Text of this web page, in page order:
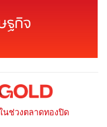
ฐกิจ
นช่วงตลาดทองปิด